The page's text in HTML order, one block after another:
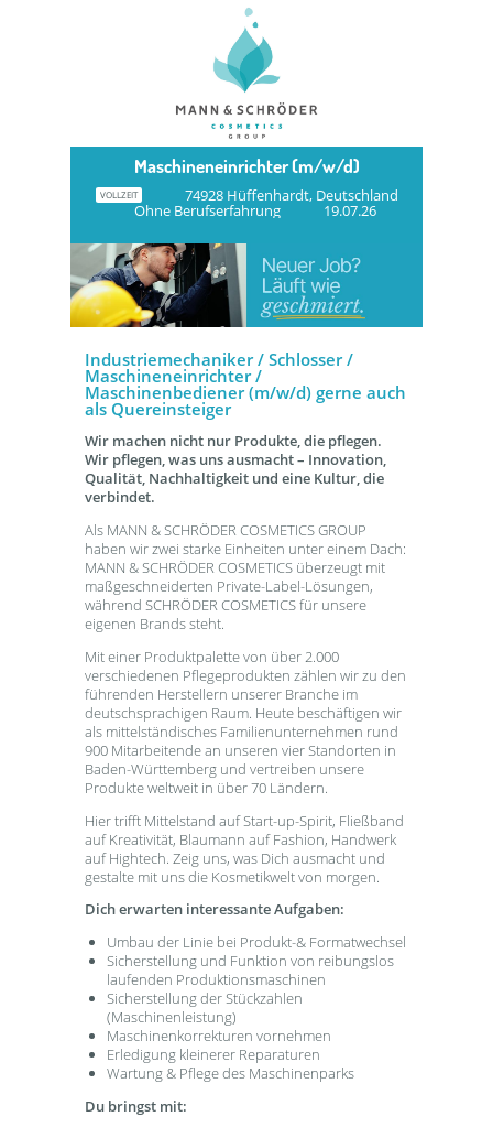
Maschineneinrichter (m/w/d)
VOLLZEIT 74928 Hüffenhardt, Deutschland
Ohne Berufserfahrung 19.07.26
Industriemechaniker / Schlosser /
Maschineneinrichter /
Maschinenbediener (m/w/d) gerne auch
als Quereinsteiger
Wir machen nicht nur Produkte, die pflegen.
Wir pflegen, was uns ausmacht – Innovation,
Qualität, Nachhaltigkeit und eine Kultur, die
verbindet.
Als MANN & SCHRÖDER COSMETICS GROUP
haben wir zwei starke Einheiten unter einem Dach:
MANN & SCHRÖDER COSMETICS überzeugt mit
maßgeschneiderten Private-Label-Lösungen,
während SCHRÖDER COSMETICS für unsere
eigenen Brands steht.
Mit einer Produktpalette von über 2.000
verschiedenen Pflegeprodukten zählen wir zu den
führenden Herstellern unserer Branche im
deutschsprachigen Raum. Heute beschäftigen wir
als mittelständisches Familienunternehmen rund
900 Mitarbeitende an unseren vier Standorten in
Baden-Württemberg und vertreiben unsere
Produkte weltweit in über 70 Ländern.
Hier trifft Mittelstand auf Start-up-Spirit, Fließband
auf Kreativität, Blaumann auf Fashion, Handwerk
auf Hightech. Zeig uns, was Dich ausmacht und
gestalte mit uns die Kosmetikwelt von morgen.
Dich erwarten interessante Aufgaben:
Umbau der Linie bei Produkt-& Formatwechsel
Sicherstellung und Funktion von reibungslos
laufenden Produktionsmaschinen
Sicherstellung der Stückzahlen
(Maschinenleistung)
Maschinenkorrekturen vornehmen
Erledigung kleinerer Reparaturen
Wartung & Pflege des Maschinenparks
Du bringst mit: